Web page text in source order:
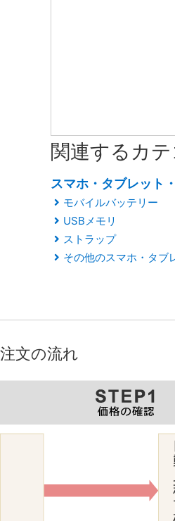
関連するカテ
スマホ・タブレット
モバイルバッテリー
USBメモリ
ストラップ
その他のスマホ・タブ
注文の流れ